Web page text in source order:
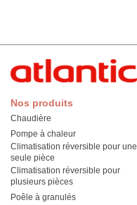
Nos produits
Chaudière
Pompe à chaleur
Climatisation réversible pour une
seule pièce
Climatisation réversible pour
plusieurs pièces
Poêle à granulés